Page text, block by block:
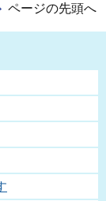
ページの先頭へ